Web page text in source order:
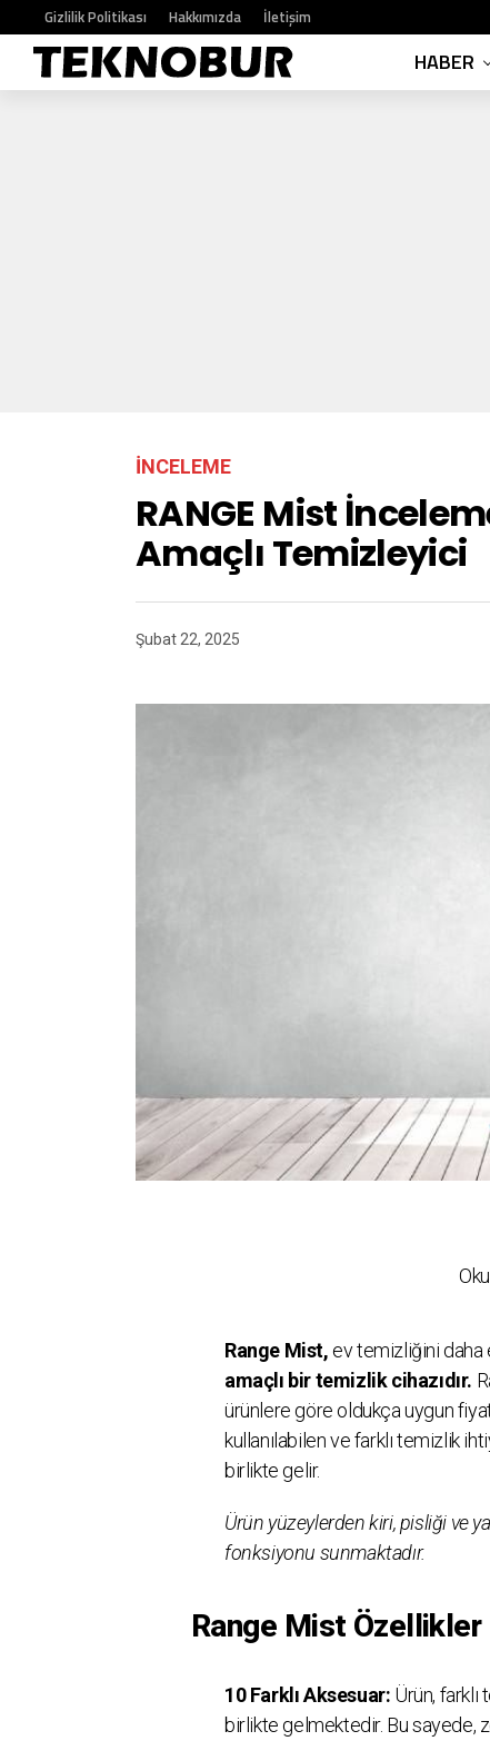
Gizlilik Politikası Hakkımızda İletişim
HABER
İNCELEME
RANGE Mist
Amaçlı Temizleyici
Şubat 22, 2025
Range Mist, ev temizliğini daha
amaçlı bir temizlik cihazıdır.
ürünlere göre oldukça uygun
kullanılabilen ve farklı temizlik
birlikte gelir.
Ürün yüzeylerden kiri, pisliği ve
fonksiyonu sunmaktadır.
Range Mist Özellikler
10 Farklı Aksesuar: Ürün, farklı
birlikte gelmektedir. Bu sayede,